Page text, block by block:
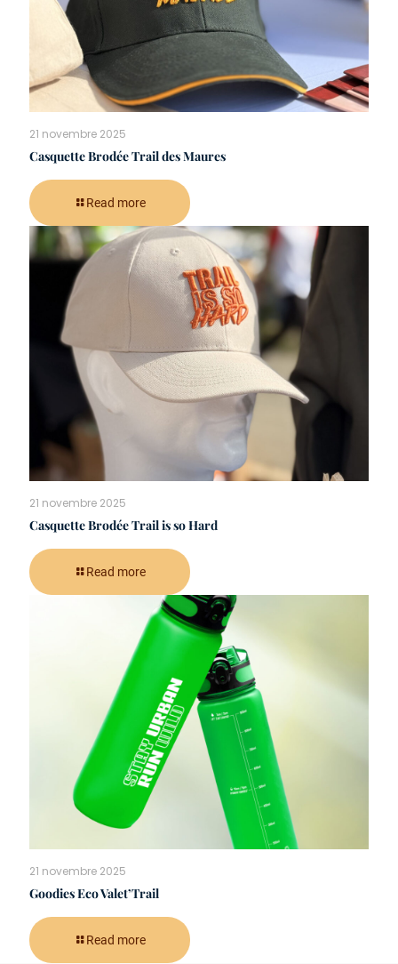
21 novembre 2025
Casquette Brodée Trail des Maures
Read more
21 novembre 2025
Casquette Brodée Trail is so Hard
Read more
21 novembre 2025
Goodies Eco Valet’Trail
Read more